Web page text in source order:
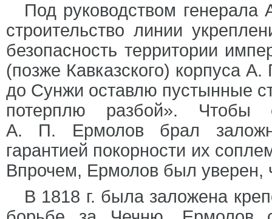
Под руководством
строительство линии
безопасность территории
(позже Кавказского) корпуса
до Сунжи оставлю пустынные
потерплю разбой». Чтобы
А. П. Ермолов брал
гарантией покорности их
Впрочем, Ермолов был уверен,
В 1818 г. была заложена